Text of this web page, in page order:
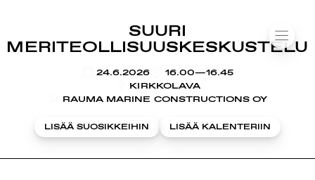
sisältöön
SUURI
MERITEOLLISUUSKESKUSTELU
24.6.2026
KLO
16.00—16.45
KIRKKOLAVA
RAUMA MARINE CONSTRUCTIONS OY
LISÄÄ SUOSIKKEIHIN LISÄÄ KALENTERIIN